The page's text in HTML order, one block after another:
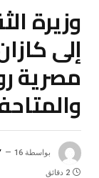
وزيرة
إلى
مصرية
بواسطة 16 مايو، 2026
2 دقائق